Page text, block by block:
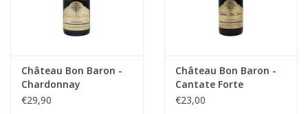
Château Bon Baron -
Chardonnay
€29,90
Château Bon Baron -
Cantate Forte
€23,00